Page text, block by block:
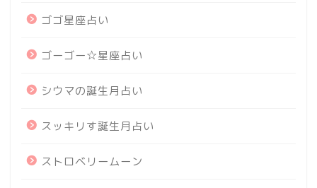
ゴゴ星座占い
ゴーゴー☆星座占い
シウマの誕生月占い
スッキリす誕生月占い
ストロベリームーン